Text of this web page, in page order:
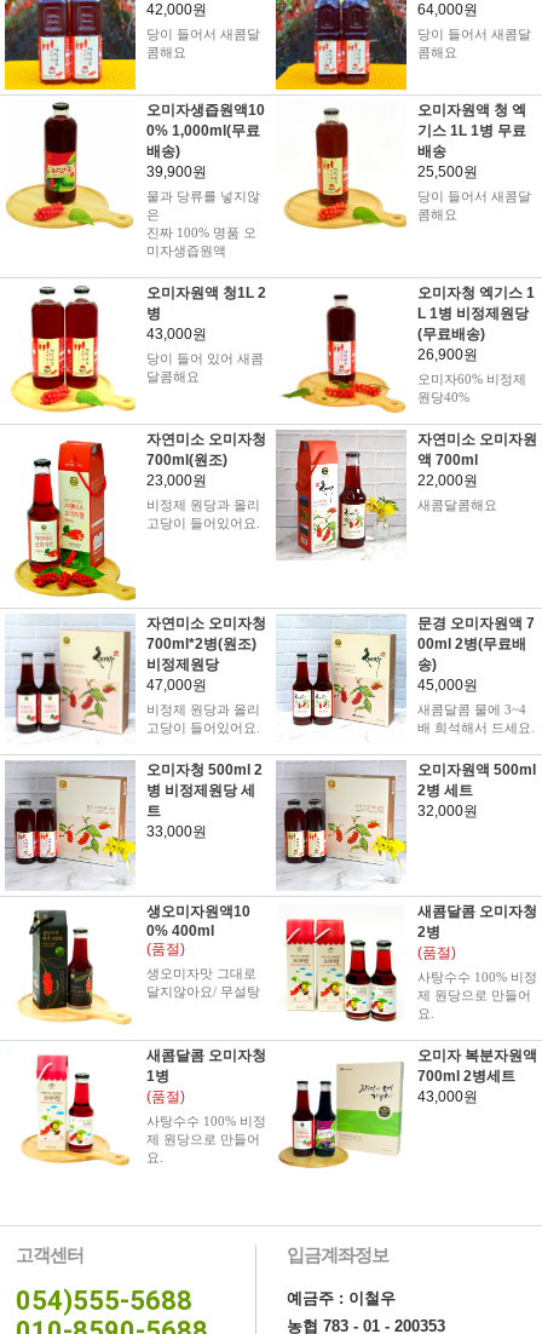
42,000원
당이 들어서 새콤달
콤해요
64,000원
당이 들어서 새콤달
콤해요
오미자생즙원액10
0% 1,000ml(무료
배송)
39,900원
물과 당류를 넣지않
은
진짜 100% 명품 오
미자생즙원액
오미자원액 청 엑
기스 1L 1병 무료
배송
25,500원
당이 들어서 새콤달
콤해요
오미자원액 청1L 2
병
43,000원
당이 들어 있어 새콤
달콤해요
오미자청 엑기스 1
L 1병 비정제원당
(무료배송)
26,900원
오미자60% 비정제
원당40%
자연미소 오미자청
700ml(원조)
23,000원
비정제 원당과 올리
고당이 들어있어요.
자연미소 오미자원
액 700ml
22,000원
새콤달콤해요
자연미소 오미자청
700ml*2병(원조)
비정제원당
47,000원
비정제 원당과 올리
고당이 들어있어요.
문경 오미자원액 7
00ml 2병(무료배
송)
45,000원
새콤달콤 물에 3~4
배 희석해서 드세요.
오미자청 500ml 2
병 비정제원당 세
트
33,000원
오미자원액 500ml
2병 세트
32,000원
생오미자원액10
0% 400ml
(품절)
생오미자맛 그대로
달지않아요/ 무설탕
새콤달콤 오미자청
2병
(품절)
사탕수수 100% 비정
제 원당으로 만들어
요.
새콤달콤 오미자청
1병
(품절)
사탕수수 100% 비정
제 원당으로 만들어
요.
오미자 복분자원액
700ml 2병세트
43,000원
고객센터
054)555-5688
입금계좌정보
예금주 : 이철우
농협 783 - 01 - 200353